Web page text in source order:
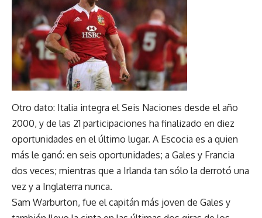
Otro dato: Italia integra el Seis Naciones desde el año
2000, y de las 21 participaciones ha finalizado en diez
oportunidades en el último lugar. A Escocia es a quien
más le ganó: en seis oportunidades; a Gales y Francia
dos veces; mientras que a Irlanda tan sólo la derrotó una
vez y a Inglaterra nunca.
Sam Warburton, fue el capitán más joven de Gales y